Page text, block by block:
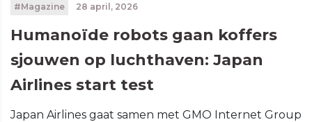
#Magazine 28 april, 2026
Humanoïde robots gaan koffers
sjouwen op luchthaven: Japan
Airlines start test
Japan Airlines gaat samen met GMO Internet Group